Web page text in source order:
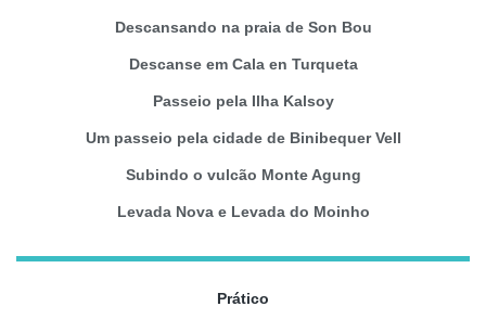
Descansando na praia de Son Bou
Descanse em Cala en Turqueta
Passeio pela Ilha Kalsoy
Um passeio pela cidade de Binibequer Vell
Subindo o vulcão Monte Agung
Levada Nova e Levada do Moinho
Prático